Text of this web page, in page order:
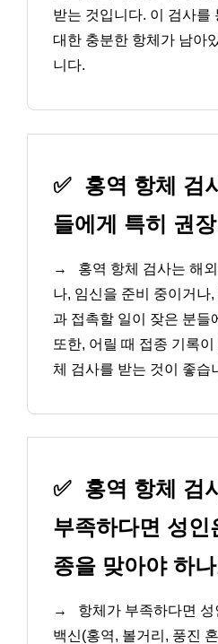
받는 것입니다. 이 검사를
대한 충분한 항체가 남아
니다.
✅ 홍역 항체 검
들에게 특히 권
→
홍역 항체 검사는 해
나, 임신을 준비 중이거나
과 접촉할 일이 잦은 분들
또한, 어릴 때 접종 기록
체 검사를 받는 것이 좋습
✅ 홍역 항체 검
부족하다면 성인
종을 맞아야 하
→
항체가 부족하다면
백신(홍역, 볼거리, 풍진